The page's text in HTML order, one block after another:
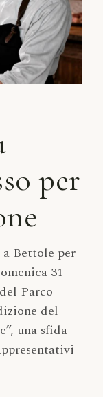
per
a Bettole per
31
Parco
del
una sfida